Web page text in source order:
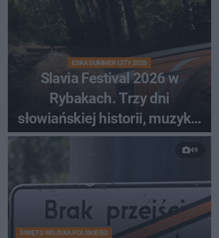
ESKA SUMMER CITY 2026
Slavia Festival 2026 w
Rybakach. Trzy dni
słowiańskiej historii, muzyki i
relaksu nad Jeziorem
49
ŚWIĘTO WOJSKA POLSKIEGO